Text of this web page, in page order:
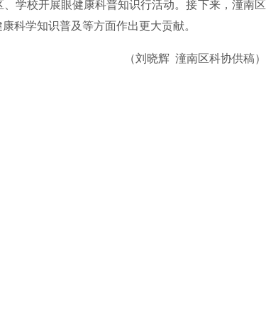
学校开展眼健康科普知识行活动。接下来，潼南区
科学知识普及等方面作出更大贡献。
（刘晓辉 潼南区科协供稿）